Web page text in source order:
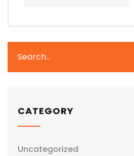
CATEGORY
Uncategorized